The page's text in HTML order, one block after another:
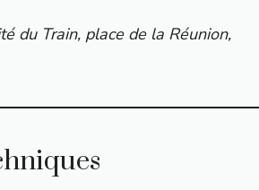
du Train, place de la Réunion,